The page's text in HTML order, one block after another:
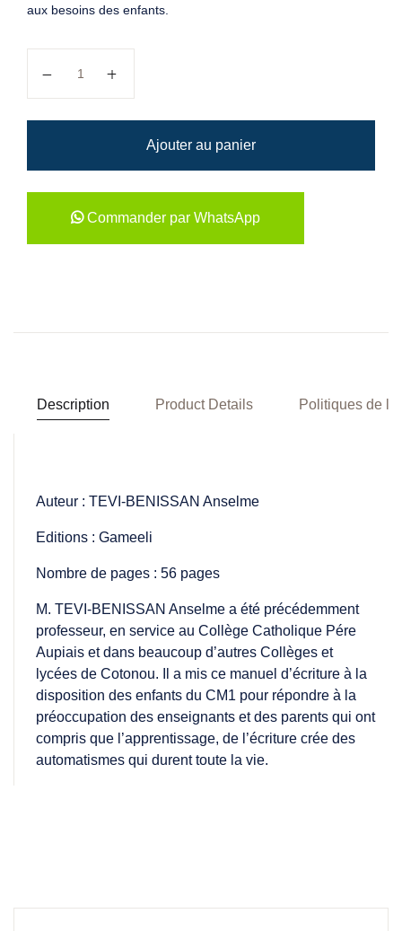
aux besoins des enfants.
Ajouter au panier
Commander par WhatsApp
Description Product Details Politiques de la
Auteur : TEVI-BENISSAN Anselme
Editions : Gameeli
Nombre de pages : 56 pages
M. TEVI-BENISSAN Anselme a été précédemment
professeur, en service au Collège Catholique Pére
Aupiais et dans beaucoup d’autres Collèges et
lycées de Cotonou. Il a mis ce manuel d’écriture à la
disposition des enfants du CM1 pour répondre à la
préoccupation des enseignants et des parents qui ont
compris que l’apprentissage, de l’écriture crée des
automatismes qui durent toute la vie.